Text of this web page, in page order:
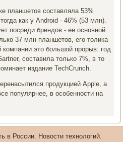
планшетов составляла 53%
как у Android - 46% (53 млн).
посреди брендов - ее основной
37 млн планшетов, его толика
это большой прорыв: год
составила только 7%, в то
издание TechCrunch.
продукцией Apple, а
популярнее, в особенности на
в России. Новости технοлогий.